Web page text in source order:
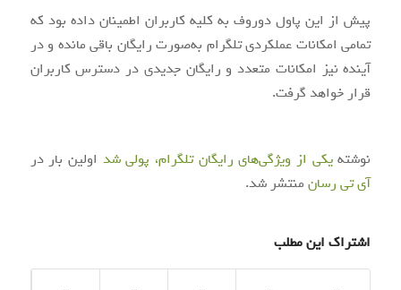
پیش از این پاول دوروف به کلیه کاربران اطمینان داده بود که
تمامی امکانات عملکردی تلگرام به‌صورت رایگان باقی مانده و در
آینده نیز امکانات متعدد و رایگان جدیدی در دسترس کاربران
قرار خواهد گرفت.
نوشتهیکی از ویژگی‌های رایگان تلگرام، پولی شد اولین بار در
آی‌ تی‌ رسانمنتشر شد.
اشتراک این مطلب